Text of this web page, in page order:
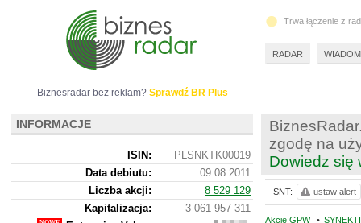
zgodę na
Dowiedz się
Akcje GPW •
SNT: ustaw alert
Biznesradar bez reklam? Sprawdź BR Plus
INFORMACJE
ISIN:
PLSNKTK00019
Data debiutu:
09.08.2011
Liczba akcji:
8 529 129
Kapitalizacja:
3 061 957 311
Trwa łączenie z
RADAR